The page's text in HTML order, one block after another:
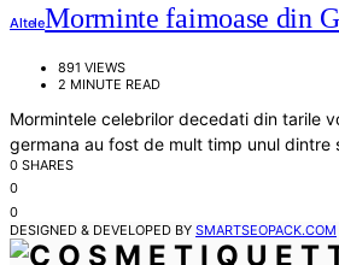
AlteleMorminte faimoase din
891 VIEWS
2 MINUTE READ
Mormintele celebrilor decedati din tarile
germana au fost de mult timp unul
0 SHARES
0
0
DESIGNED & DEVELOPED BY SMARTSEOPACK.COM